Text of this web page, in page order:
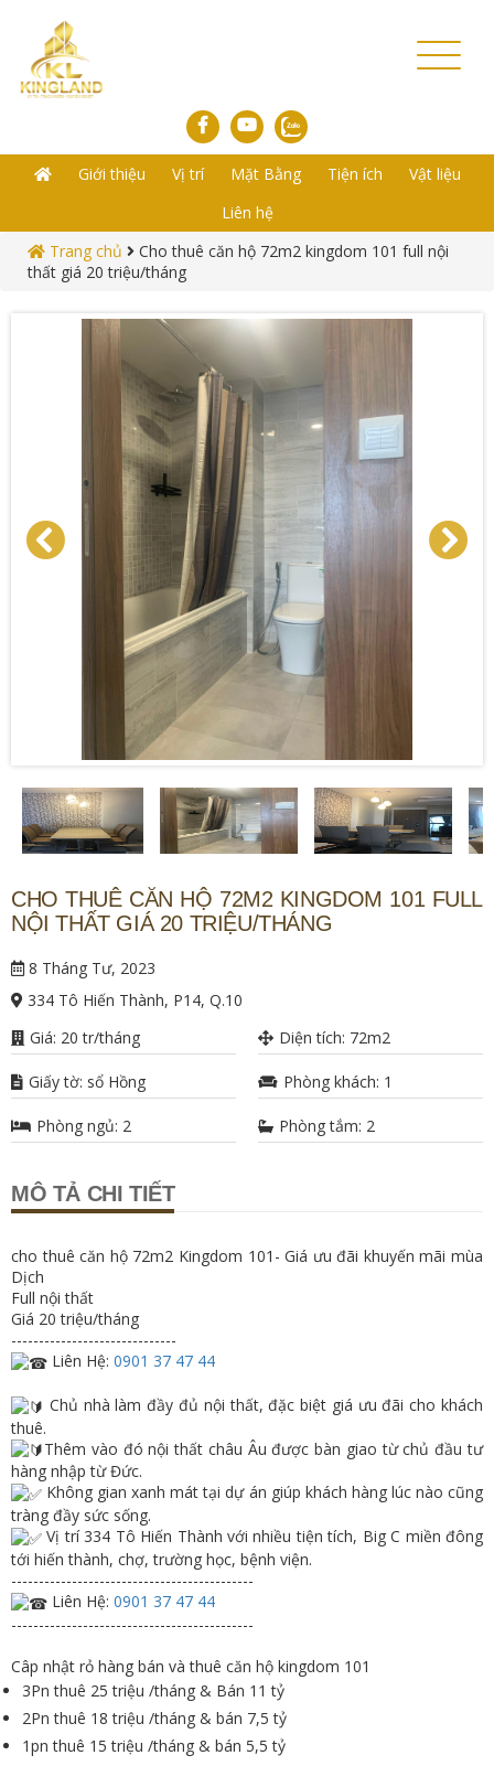
Toggle
Giới thiệu Vị trí Mặt Bằng Tiện ích
Vật liệu
Liên hệ
Trang chủ
Cho thuê căn hộ 72m2 kingdom 101 full nội
thất giá 20 triệu/tháng
CHO THUÊ CĂN HỘ 72M2 KINGDOM 101 FULL
NỘI THẤT GIÁ 20 TRIỆU/THÁNG
8 Tháng Tư, 2023
334 Tô Hiến Thành, P14, Q.10
Giá: 20 tr/tháng
Diện tích: 72m2
Giấy tờ: sổ Hồng Phòng khách: 1
Phòng ngủ: 2 Phòng tắm: 2
MÔ TẢ CHI TIẾT
cho thuê căn hộ 72m2 Kingdom 101- Giá ưu đãi khuyến mãi mùa
Dịch
Full nội thất
Giá 20 triệu/tháng
------------------------------
Liên Hệ: 0901 37 47 44
Chủ nhà làm đầy đủ nội thất, đặc biệt giá ưu đãi cho khách
thuê.
Thêm vào đó nội thất châu Âu được bàn giao từ chủ đầu tư
hàng nhập từ Đức.
Không gian xanh mát tại dự án giúp khách hàng lúc nào cũng
tràng đầy sức sống.
Vị trí 334 Tô Hiến Thành với nhiều tiện tích, Big C miền đông
tới hiến thành, chợ, trường học, bệnh viện.
--------------------------------------------
Liên Hệ: 0901 37 47 44
--------------------------------------------
Câp nhật rỏ hàng bán và thuê căn hộ kingdom 101
3Pn thuê 25 triệu /tháng & Bán 11 tỷ
2Pn thuê 18 triệu /tháng & bán 7,5 tỷ
1pn thuê 15 triệu /tháng & bán 5,5 tỷ